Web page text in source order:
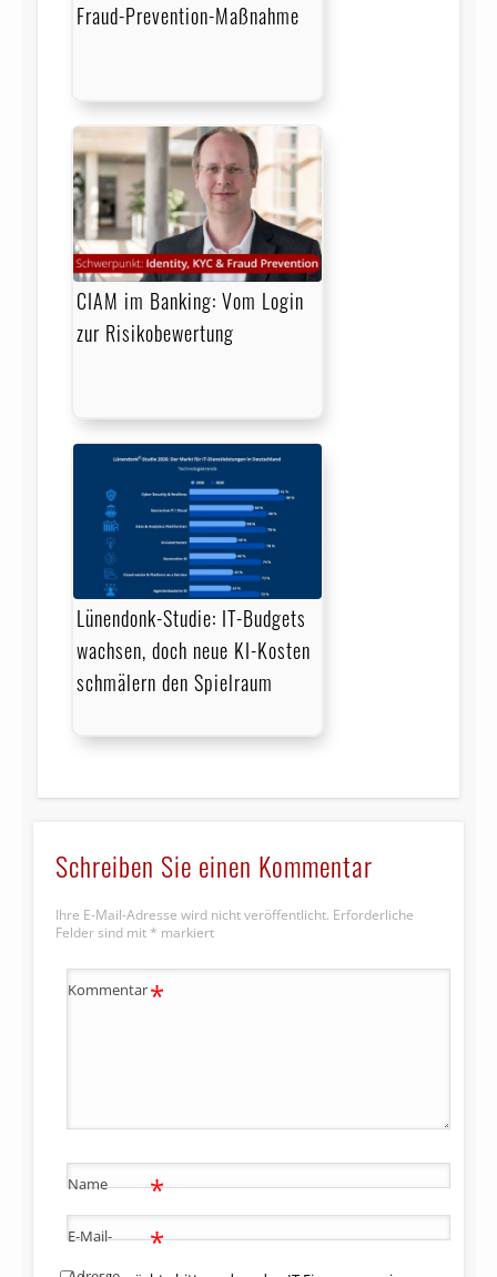
Fraud-Prevention-Maßnahme
CIAM im Banking: Vom Login
zur Risikobewertung
Lünendonk-Studie: IT-Budgets
wachsen, doch neue KI-Kosten
schmälern den Spielraum
Schreiben Sie einen Kommentar
Ihre E-Mail-Adresse wird nicht veröffentlicht. Erforderliche
Felder sind mit * markiert
Kommentar*
Name *
E-Mail-
*